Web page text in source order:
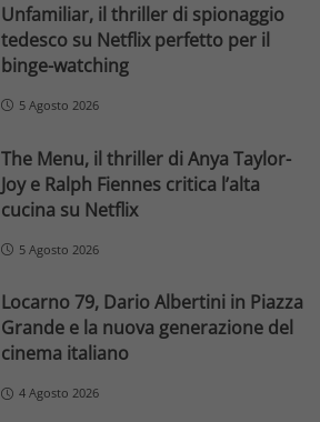
Unfamiliar, il thriller di spionaggio
tedesco su Netflix perfetto per il
binge-watching
5 Agosto 2026
The Menu, il thriller di Anya Taylor-
Joy e Ralph Fiennes critica l’alta
cucina su Netflix
5 Agosto 2026
Locarno 79, Dario Albertini in Piazza
Grande e la nuova generazione del
cinema italiano
4 Agosto 2026